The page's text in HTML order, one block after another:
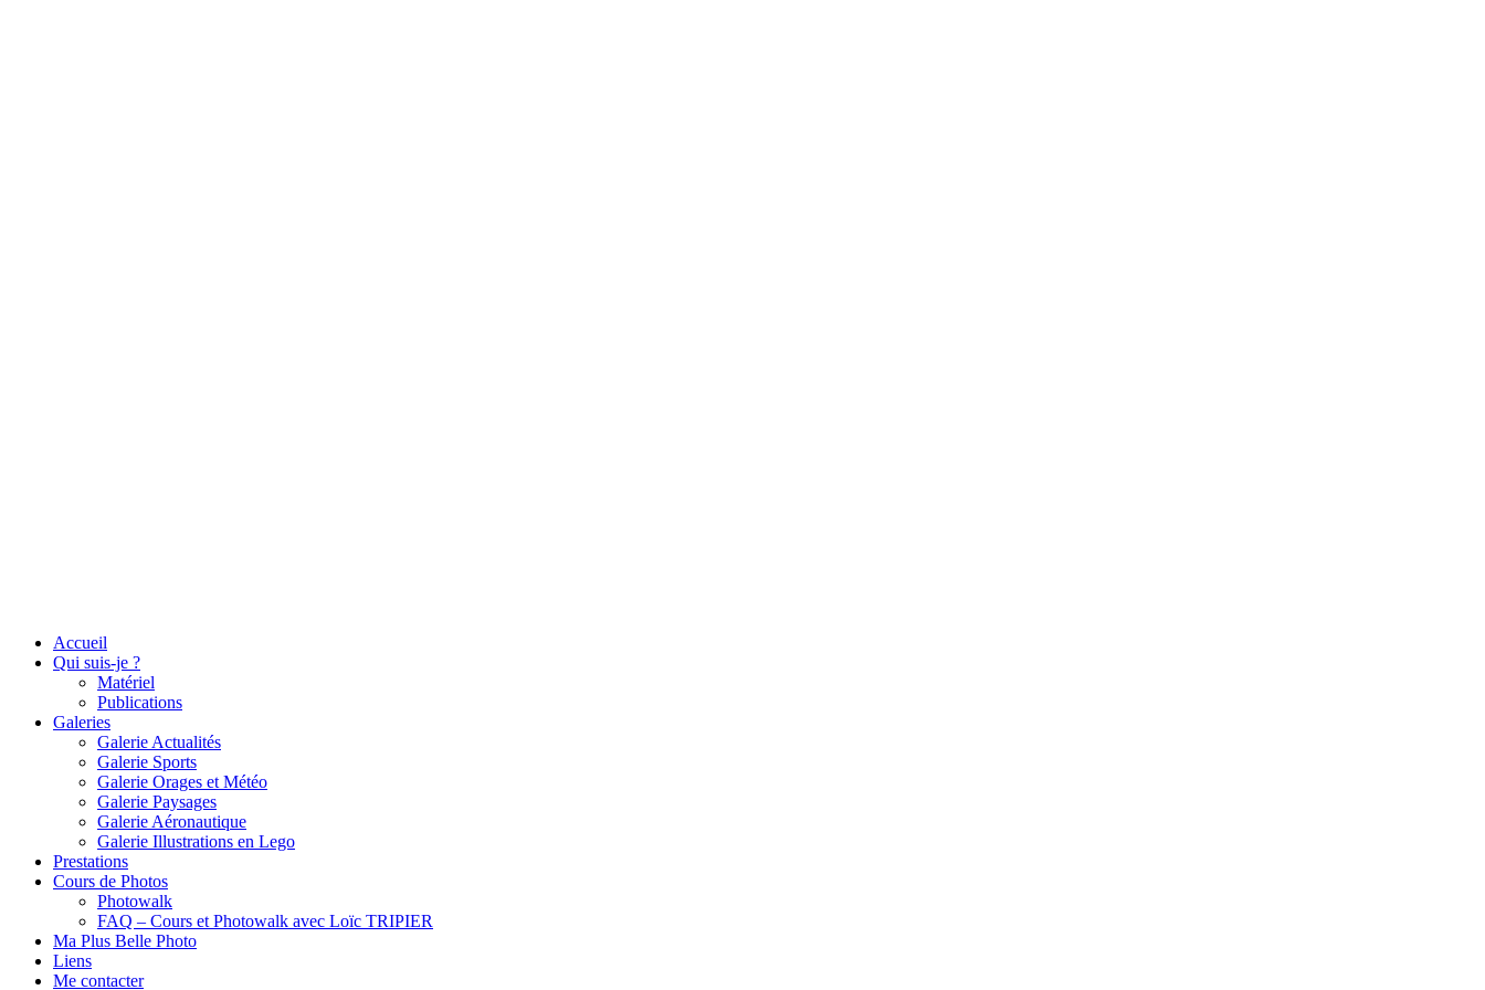
Accueil
Qui suis-je ?
Matériel
Publications
Galeries
Galerie Actualités
Galerie Sports
Galerie Orages et Météo
Galerie Paysages
Galerie Aéronautique
Galerie Illustrations en Lego
Prestations
Cours de Photos
Photowalk
FAQ – Cours et Photowalk avec Loïc TRIPIER
Ma Plus Belle Photo
Liens
Me contacter